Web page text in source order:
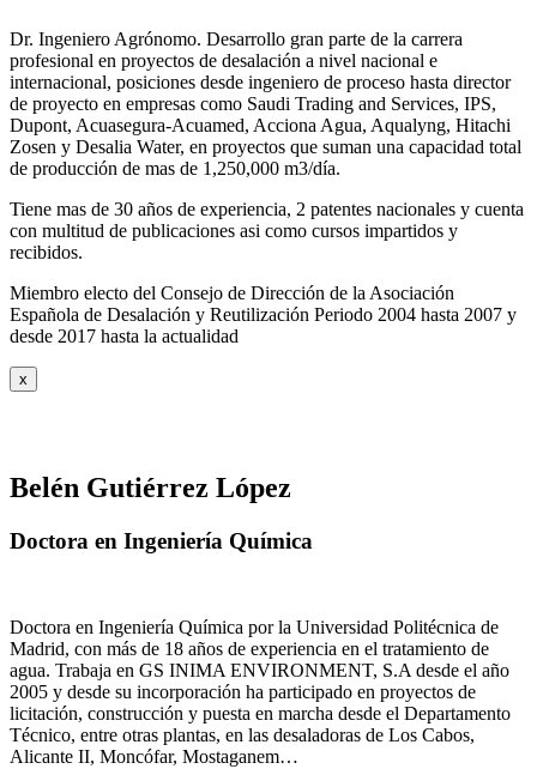
Dr. Ingeniero Agrónomo. Desarrollo gran parte de la carrera
profesional en proyectos de desalación a nivel nacional e
internacional, posiciones desde ingeniero de proceso hasta director
de proyecto en empresas como Saudi Trading and Services, IPS,
Dupont, Acuasegura-Acuamed, Acciona Agua, Aqualyng, Hitachi
Zosen y Desalia Water, en proyectos que suman una capacidad total
de producción de mas de 1,250,000 m3/día.
Tiene mas de 30 años de experiencia, 2 patentes nacionales y cuenta
con multitud de publicaciones asi como cursos impartidos y
recibidos.
Miembro electo del Consejo de Dirección de la Asociación
Española de Desalación y Reutilización Periodo 2004 hasta 2007 y
desde 2017 hasta la actualidad
x
Belén Gutiérrez López
Doctora en Ingeniería Química
Doctora en Ingeniería Química por la Universidad Politécnica de
Madrid, con más de 18 años de experiencia en el tratamiento de
agua. Trabaja en GS INIMA ENVIRONMENT, S.A desde el año
2005 y desde su incorporación ha participado en proyectos de
licitación, construcción y puesta en marcha desde el Departamento
Técnico, entre otras plantas, en las desaladoras de Los Cabos,
Alicante II, Moncófar, Mostaganem…